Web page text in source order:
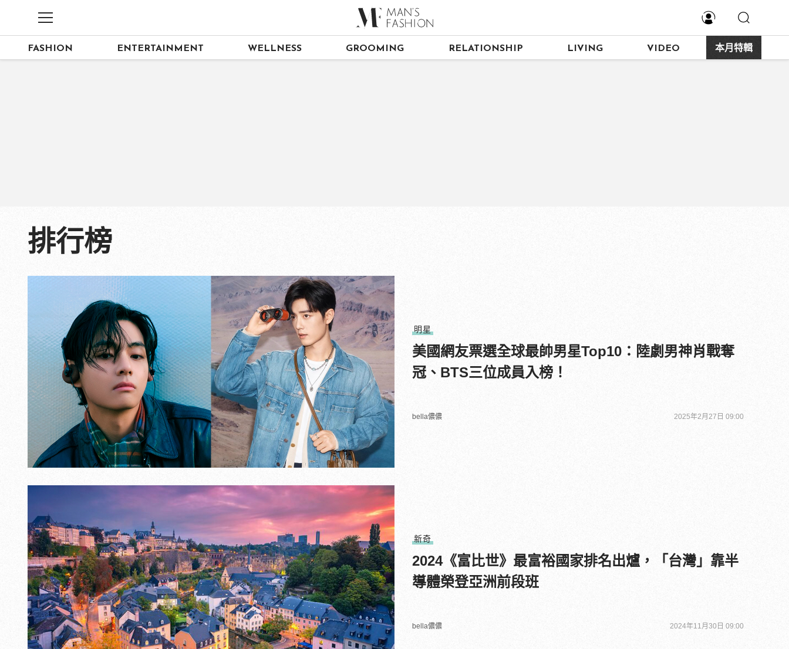
FASHION ENTERTAINMENT WELLNESS GROOMING RELATIONSHIP LIVING VIDEO 本月特輯
排行榜
明星
美國網友票選全球最帥男星Top10：陸劇男神肖戰奪
冠、BTS三位成員入榜！
bella儂儂 2025年2月27日 09:00
新奇
2024《富比世》最富裕國家排名出爐，「台灣」靠半
導體榮登亞洲前段班
bella儂儂 2024年11月30日 09:00